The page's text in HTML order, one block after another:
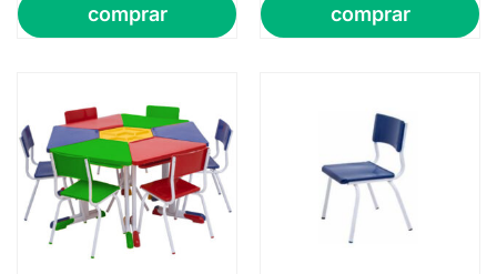
comprar comprar